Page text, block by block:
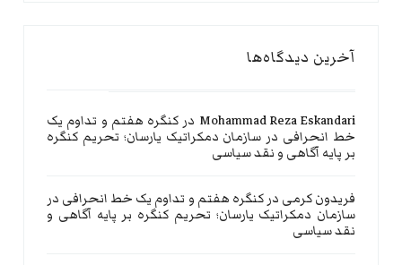
آخرین دیدگاه‌ها
Mohammad Reza Eskandari در کنگره هفتم و تداوم یک
خط انحرافی در سازمان دمکراتیک یارسان؛ تحریم کنگره
بر پایه آگاهی و نقد سیاسی
فریدون کرمی درکنگره هفتم و تداوم یک خط انحرافی در
سازمان دمکراتیک یارسان؛ تحریم کنگره بر پایه آگاهی و
نقد سیاسی